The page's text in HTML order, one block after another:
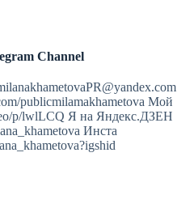
Channel
publicmilamakhametova Мой
p/lwlLCQ Я на Яндекс.ДЗЕН
Инста